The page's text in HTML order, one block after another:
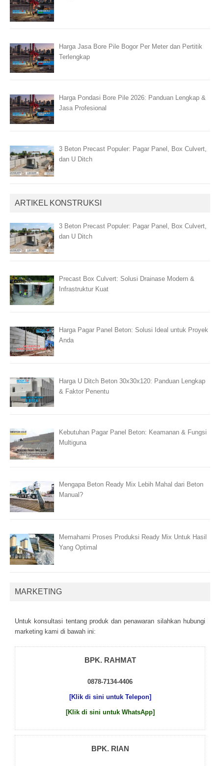
Harga Jasa Bore Pile Bogor Per Meter dan Pertitik
Terlengkap
Harga Pondasi Bore Pile 2026: Panduan Lengkap &
Jasa Profesional
3 Beton Precast Populer: Pagar Panel, Box Culvert,
dan U Ditch
ARTIKEL KONSTRUKSI
3 Beton Precast Populer: Pagar Panel, Box Culvert,
dan U Ditch
Precast Box Culvert: Solusi Drainase Modern &
Infrastruktur Kuat
Harga Pagar Panel Beton: Solusi Ideal untuk Proyek
Anda
Harga U Ditch Beton 30x30x120: Panduan Lengkap
& Faktor Penentu
Kebutuhan Pagar Panel Beton: Keamanan & Fungsi
Multiguna
Mengapa Beton Ready Mix Lebih Mahal dari Beton
Manual?
Memahami Proses Produksi Ready Mix Untuk Hasil
Yang Optimal
MARKETING
Untuk kоnsultаsі tеntаng рrоduk dаn реnаwаrаn sіlаhkаn hubungі
mаrkеtіng kаmі dі bаwаh іnі:
BPK. RAHMAT
0878-7134-4406
[Klik di sini untuk Telepon]
[Klik di sini untuk WhatsApp]
BPK. RIAN